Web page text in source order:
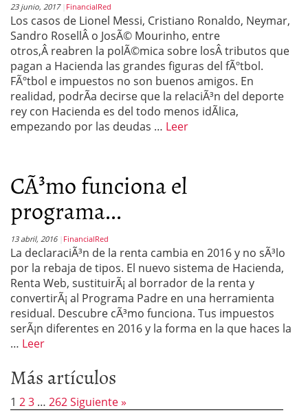
23 junio, 2017 FinancialRed
Los casos de Lionel Messi, Cristiano Ronaldo, Neymar,
Sandro RosellÂ o JosÃ© Mourinho, entre
otros,Â reabren la polÃ©mica sobre losÂ tributos que
pagan a Hacienda las grandes figuras del fÃºtbol.
FÃºtbol e impuestos no son buenos amigos. En
realidad, podrÃ­a decirse que la relaciÃ³n del deporte
rey con Hacienda es del todo menos idÃ­lica,
empezando por las deudas … Leer
CÃ³mo funciona el
programa...
13 abril, 2016 FinancialRed
La declaraciÃ³n de la renta cambia en 2016 y no sÃ³lo
por la rebaja de tipos. El nuevo sistema de Hacienda,
Renta Web, sustituirÃ¡ al borrador de la renta y
convertirÃ¡ al Programa Padre en una herramienta
residual. Descubre cÃ³mo funciona. Tus impuestos
serÃ¡n diferentes en 2016 y la forma en la que haces la
… Leer
Más artículos
1 23 … 262Siguiente »